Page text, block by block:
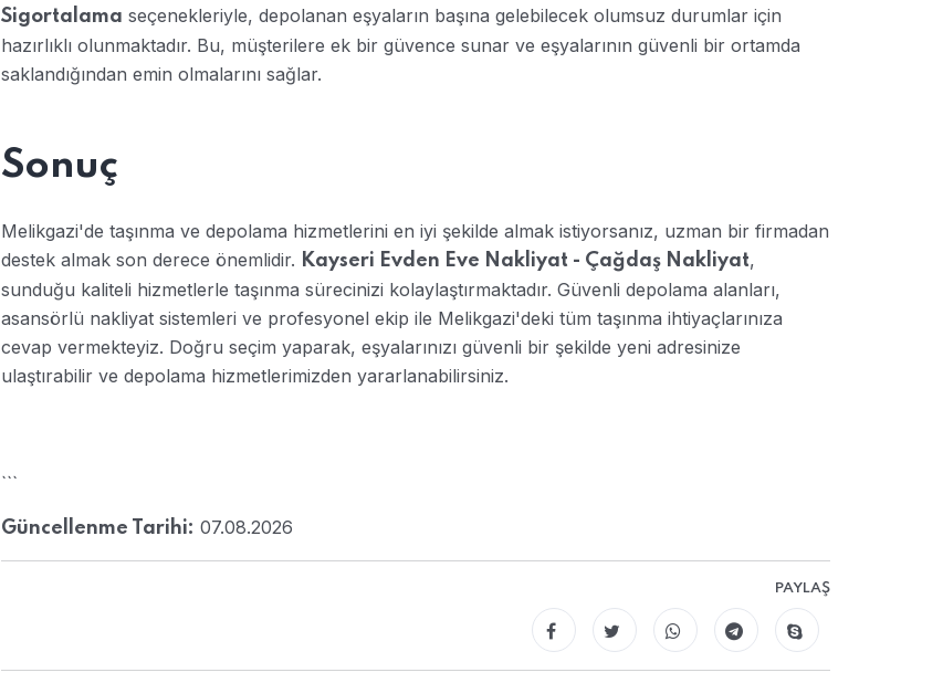
Sigortalama seçenekleriyle, depolanan eşyaların başına gelebilecek olumsuz durumlar için
hazırlıklı olunmaktadır. Bu, müşterilere ek bir güvence sunar ve eşyalarının güvenli bir ortamda
saklandığından emin olmalarını sağlar.
Sonuç
Melikgazi'de taşınma ve depolama hizmetlerini en iyi şekilde almak istiyorsanız, uzman bir firmadan
destek almak son derece önemlidir. Kayseri Evden Eve Nakliyat - Çağdaş Nakliyat,
sunduğu kaliteli hizmetlerle taşınma sürecinizi kolaylaştırmaktadır. Güvenli depolama alanları,
asansörlü nakliyat sistemleri ve profesyonel ekip ile Melikgazi'deki tüm taşınma ihtiyaçlarınıza
cevap vermekteyiz. Doğru seçim yaparak, eşyalarınızı güvenli bir şekilde yeni adresinize
ulaştırabilir ve depolama hizmetlerimizden yararlanabilirsiniz.
```
Güncellenme Tarihi: 07.08.2026
PAYLAŞ